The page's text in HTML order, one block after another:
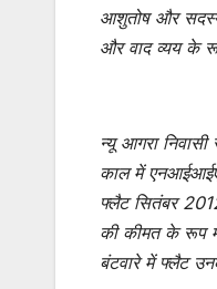
आशुतोष और
और वाद व्यय के
न्यू आगरा
काल में
फ्लैट सितंबर
की कीमत के रूप
बंटवारे में फ्लैट